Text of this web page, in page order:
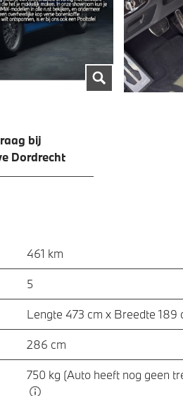
bij
Dordrecht
461 km
5
Lengte 473 cm x Breedte 189
286 cm
750 kg (Auto heeft nog geen